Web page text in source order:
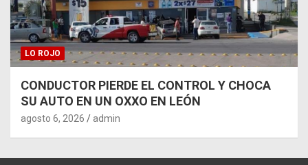
LO ROJO
CONDUCTOR PIERDE EL CONTROL Y CHOCA
SU AUTO EN UN OXXO EN LEÓN
agosto 6, 2026 admin